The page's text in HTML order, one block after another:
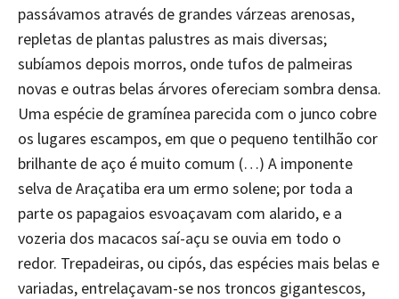
passávamos através de grandes várzeas arenosas,
repletas de plantas palustres as mais diversas;
subíamos depois morros, onde tufos de palmeiras
novas e outras belas árvores ofereciam sombra densa.
Uma espécie de gramínea parecida com o junco cobre
os lugares escampos, em que o pequeno tentilhão cor
brilhante de aço é muito comum (…) A imponente
selva de Araçatiba era um ermo solene; por toda a
parte os papagaios esvoaçavam com alarido, e a
vozeria dos macacos saí-açu se ouvia em todo o
redor. Trepadeiras, ou cipós, das espécies mais belas e
variadas, entrelaçavam-se nos troncos gigantescos,